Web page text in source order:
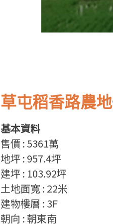
草屯稻香路農
基本資料
售價 : 5361萬
地坪 : 957.4坪
建坪 : 103.92坪
土地面寬 : 22米
建物樓層 : 3F
朝向 : 朝東南